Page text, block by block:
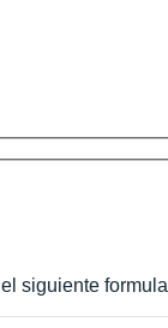
siguiente